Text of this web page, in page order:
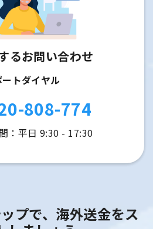
るお問い合わせ
トダイヤル
808-774
：平日 9:30 - 17:30
プで、海外送金をス